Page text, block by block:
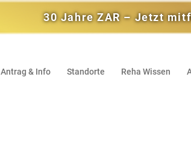
30 Jahre ZAR – Jetzt
Antrag & Info Standorte Reha Wissen